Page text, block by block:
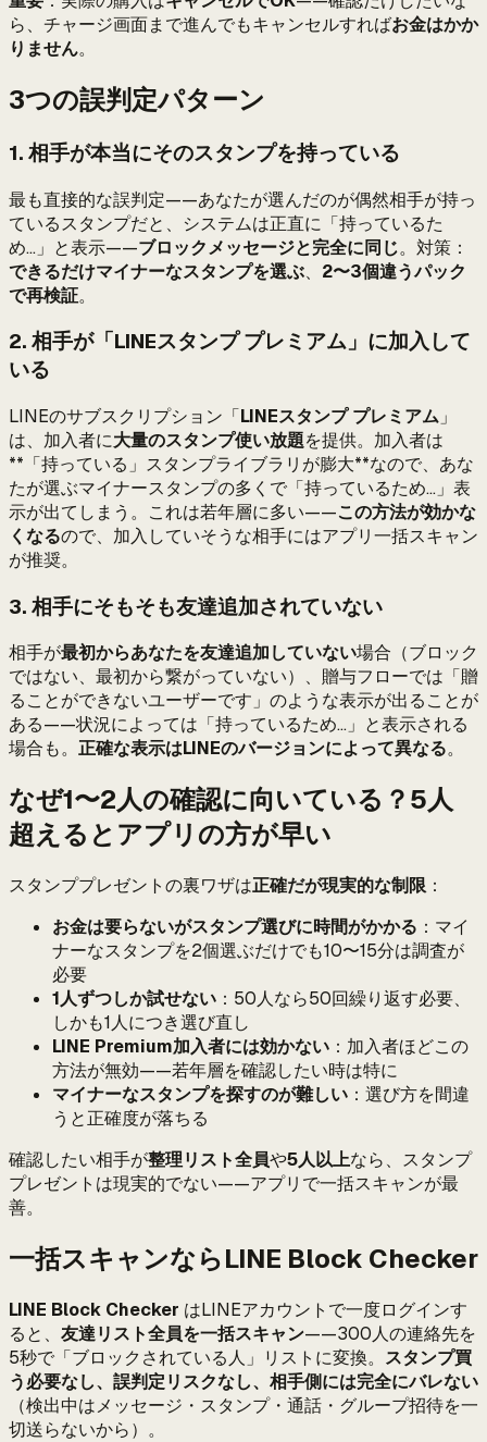
ら、チャージ画面まで進んでもキャンセルすればお金はかか
りません。
3つの誤判定パターン
1. 相手が本当にそのスタンプを持っている
最も直接的な誤判定——あなたが選んだのが偶然相手が持っ
ているスタンプだと、システムは正直に「持っているた
め...」と表示——ブロックメッセージと完全に同じ。対策：
できるだけマイナーなスタンプを選ぶ、 2〜3個違うパック
で再検証。
2. 相手が「LINEスタンプ プレミアム」に加入して
いる
LINEのサブスクリプション「LINEスタンプ プレミアム 」
は、加入者に大量のスタンプ使い放題を提供。加入者は
**「持っている」スタンプライブラリが膨大**なので、あな
たが選ぶマイナースタンプの多くで「持っているため...」表
示が出てしまう。これは若年層に多い——この方法が効かな
くなるので、加入していそうな相手にはアプリ一括スキャン
が推奨。
3. 相手にそもそも友達追加されていない
相手が最初からあなたを友達追加していない場合（ブロック
ではない、最初から繋がっていない）、贈与フローでは「贈
ることができないユーザーです」のような表示が出ることが
ある——状況によっては「持っているため...」と表示される
場合も。 正確な表示はLINEのバージョンによって異なる。
なぜ1〜2人の確認に向いている？5人
超えるとアプリの方が早い
スタンププレゼントの裏ワザは正確だが現実的な制限 ：
お金は要らないがスタンプ選びに時間がかかる ：マイ
ナーなスタンプを2個選ぶだけでも10〜15分は調査が
必要
1人ずつしか試せない ：50人なら50回繰り返す必要、
しかも1人につき選び直し
LINE Premium加入者には効かない ：加入者ほどこの
方法が無効——若年層を確認したい時は特に
マイナーなスタンプを探すのが難しい ：選び方を間違
うと正確度が落ちる
確認したい相手が整理リスト全員や5人以上なら、スタンプ
プレゼントは現実的でない——アプリで一括スキャンが最
善。
一括スキャンならLINE Block Checker
LINE Block Checker はLINEアカウントで一度ログインす
ると、 友達リスト全員を一括スキャン——300人の連絡先を
5秒で「ブロックされている人」リストに変換。 スタンプ買
う必要なし、誤判定リスクなし、相手側には完全にバレない
（検出中はメッセージ・スタンプ・通話・グループ招待を一
切送らないから）。